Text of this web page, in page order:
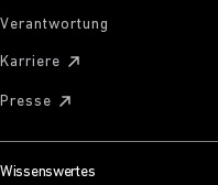
Verantwortung
Karriere
Presse
Wissenswertes